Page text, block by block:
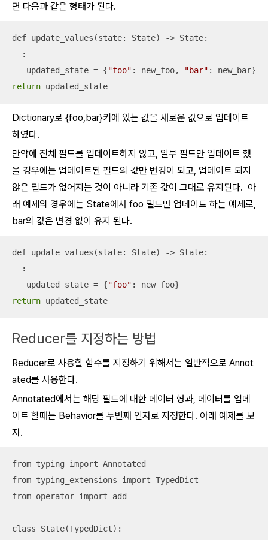
면 다음과 같은 형태가 된다.
def update_values(state: State) -> State:
  :
   updated_state = {
"foo" : new_foo, "bar"
return updated_state
Dictionary로 {foo,bar}키에 있는 값을 새로운 값으로 업데이트
하였다.
만약에 전체 필드를 업데이트하지 않고, 일부 필드만 업데이트 했
을 경우에는 업데이트된 필드의 값만 변경이 되고, 업데이트 되지
않은 필드가 없어지는 것이 아니라 기존 값이 그대로 유지된다. 아
래 예제의 경우에는 State에서 foo 필드만 업데이트 하는 예제로,
bar의 값은 변경 없이 유지 된다.
def update_values(state: State) -> State:
  :
   updated_state = {
"foo"
return updated_state
Reducer를 지정하는 방법
Reducer로 사용할 함수를 지정하기 위해서는 일반적으로 Annot
ated를 사용한다.
Annotated에서는 해당 필드에 대한 데이터 형과, 데이터를 업데
이트 할때는 Behavior를 두번째 인자로 지정한다. 아래 예제를 보
자.
from typing import Annotated
from typing_extensions import TypedDict
from operator import add
class State(TypedDict):